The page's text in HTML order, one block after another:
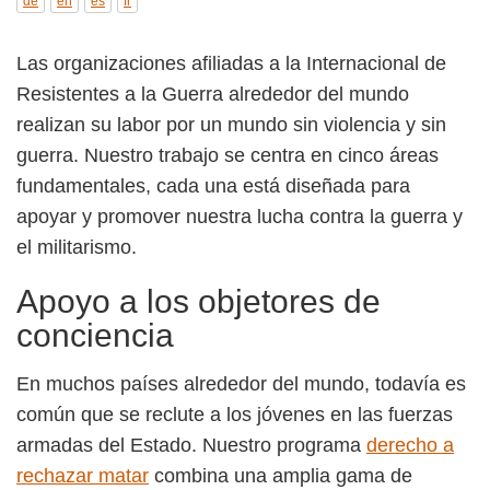
Las organizaciones afiliadas a la Internacional de
Resistentes a la Guerra alrededor del mundo
realizan su labor por un mundo sin violencia y sin
guerra. Nuestro trabajo se centra en cinco áreas
fundamentales, cada una está diseñada para
apoyar y promover nuestra lucha contra la guerra y
el militarismo.
Apoyo a los objetores de
conciencia
En muchos países alrededor del mundo, todavía es
común que se reclute a los jóvenes en las fuerzas
armadas del Estado. Nuestro programa derecho a
rechazar matar combina una amplia gama de